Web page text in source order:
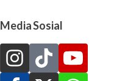
Media Sosial